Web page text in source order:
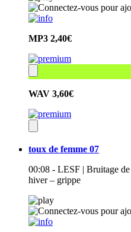
MP3 2,40€
WAV 3,60€
toux de femme 07
00:08 - LESF | Bruitage
hiver – grippe